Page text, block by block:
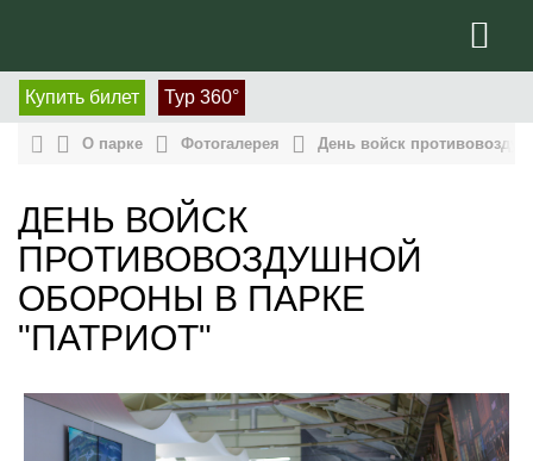
Купить билет Тур 360°
О парке Фотогалерея День войск
ДЕНЬ ВОЙСК
ПРОТИВОВОЗДУШНОЙ
ОБОРОНЫ В ПАРКЕ
"ПАТРИОТ"